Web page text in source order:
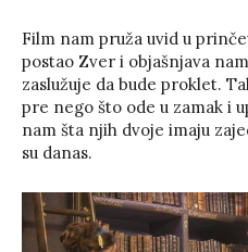
Film nam pruža uvid u
postao Zver i objašnjava
zaslužuje da bude proklet.
pre nego što ode u zamak i
nam šta njih dvoje imaju
su danas.